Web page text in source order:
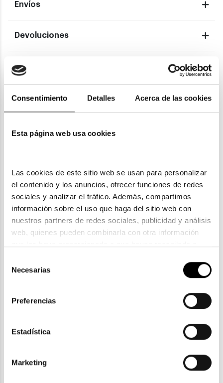
Consentimiento Detalles Acerca de las cookies
Esta página web usa cookies
Las cookies de este sitio web se usan para personalizar
el contenido y los anuncios, ofrecer funciones de redes
sociales y analizar el tráfico. Además, compartimos
información sobre el uso que haga del sitio web con
nuestros partners de redes sociales, publicidad y análisis
web, quienes pueden combinarla con otra información
la política de privacidad en el siguiente
. Consulta
Necesarias
Preferencias
Estadística
Marketing
Envíos
Devoluciones
Garantías
También te puede gustar
SCALPERS GOTIC
2 colores